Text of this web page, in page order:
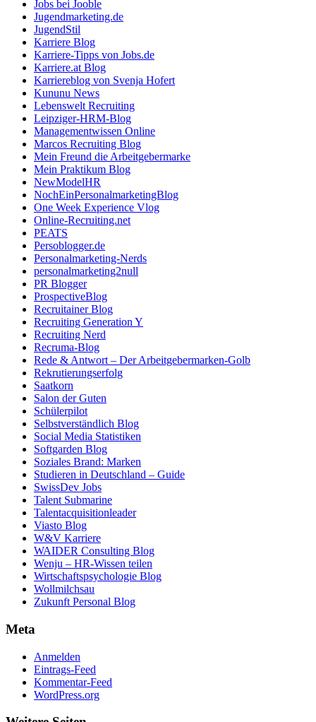
Jobs bei Jooble
Jugendmarketing.de
JugendStil
Karriere Blog
Karriere-Tipps von Jobs.de
Karriere.at Blog
Karriereblog von Svenja Hofert
Kununu News
Lebenswelt Recruiting
Leipziger-HRM-Blog
Managementwissen Online
Marcos Recruiting Blog
Mein Freund die Arbeitgebermarke
Mein Praktikum Blog
NewModelHR
NochEinPersonalmarketingBlog
One Week Experience Vlog
Online-Recruiting.net
PEATS
Persoblogger.de
Personalmarketing-Nerds
personalmarketing2null
PR Blogger
ProspectiveBlog
Recruitainer Blog
Recruiting Generation Y
Recruiting Nerd
Recruma-Blog
Rede & Antwort – Der Arbeitgebermarken-Golb
Rekrutierungserfolg
Saatkorn
Salon der Guten
Schülerpilot
Selbstverständlich Blog
Social Media Statistiken
Softgarden Blog
Soziales Brand: Marken
Studieren in Deutschland – Guide
SwissDev Jobs
Talent Submarine
Talentacquisitionleader
Viasto Blog
W&V Karriere
WAIDER Consulting Blog
Wenju – HR-Wissen teilen
Wirtschaftspsychologie Blog
Wollmilchsau
Zukunft Personal Blog
Meta
Anmelden
Eintrags-Feed
Kommentar-Feed
WordPress.org